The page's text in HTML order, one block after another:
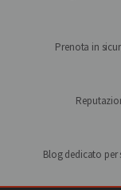
Prenota in
Blog dedicato